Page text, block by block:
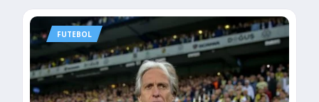
FUTEBOL